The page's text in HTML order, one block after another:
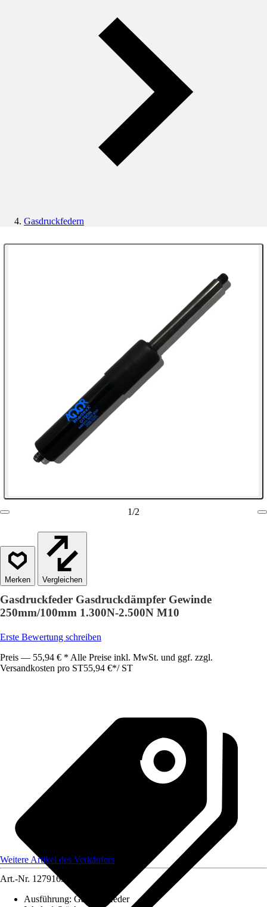
Gasdruckfedern
1/2
Vergleichen
Gasdruckfeder Gasdruckdämpfer Gewinde
250mm/100mm 1.300N-2.500N M10
Erste Bewertung schreiben
Preis — 55,94 € * Alle Preise inkl. MwSt. und ggf. zzgl.
Versandkosten pro ST55,94 €*/ ST
Weitere Artikel des Verkäufers
Art.-Nr. 12791636
Ausführung: Gasdruckfeder